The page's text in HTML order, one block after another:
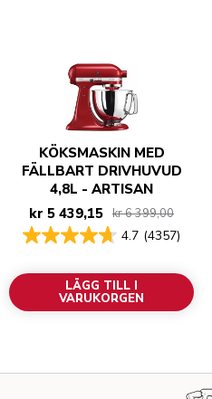
KÖKSMASKIN MED
FÄLLBART DRIVHUVUD
4,8L - ARTISAN
kr 5 439,15 kr 6 399,00
4.7 (4357)
LÄGG TILL I
VARUKORGEN